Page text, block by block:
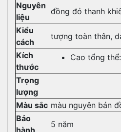
Nguyên
liệu
đồng đỏ thanh
Kiểu
cách
tượng toàn thân,
Kích
thước
Cao tổng
Trọng
lượng
Màu sắc màu nguyên bản
Bảo
5 năm